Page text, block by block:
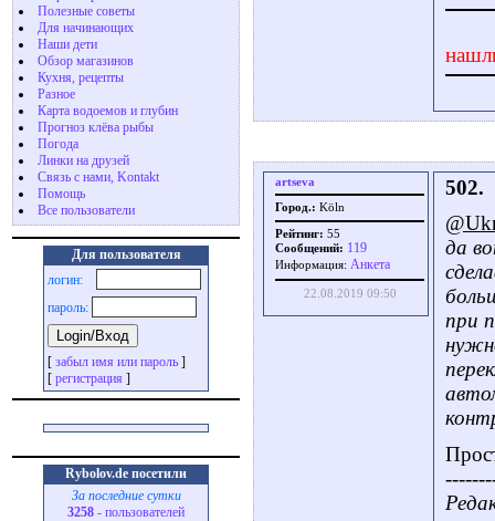
Полезные советы
Для начинающих
Наши дети
Обзор магазинов
Кухня, рецепты
Разное
Карта водоемов и глубин
Прогноз клёва рыбы
Погода
Линки на друзей
Связь с нами, Kontakt
Помощь
Все пользователи
Для пользователя
логин:
пароль:
[ забыл имя или пароль ]
[ регистрация ]
Rybolov.de посетили
За последние сутки
3258 - пользователей
artseva
Город.: Köln
Рейтинг: 55
Сообщений: 119
Информация: Aнкета
22.08.2019 09:50
502.
да
при